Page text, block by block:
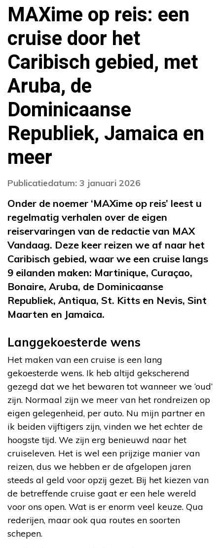
MAXime op reis: een
cruise door het
Caribisch gebied, met
Aruba, de
Dominicaanse
Republiek, Jamaica en
meer
Publicatiedatum: 3 januari 2026
Onder de noemer ‘MAXime op reis’ leest u
regelmatig verhalen over de eigen
reiservaringen van de redactie van MAX
Vandaag. Deze keer reizen we af naar het
Caribisch gebied, waar we een cruise langs
9 eilanden maken: Martinique, Curaçao,
Bonaire, Aruba, de Dominicaanse
Republiek, Antiqua, St. Kitts en Nevis, Sint
Maarten en Jamaica.
Langgekoesterde wens
Het maken van een cruise is een lang
gekoesterde wens. Ik heb altijd gekscherend
gezegd dat we het bewaren tot wanneer we ‘oud’
zijn. Normaal zijn we meer van het rondreizen op
eigen gelegenheid, per auto. Nu mijn partner en
ik beiden vijftigers zijn, vinden we het echter de
hoogste tijd. We zijn erg benieuwd naar het
cruiseleven. Het is wel een prijzige manier van
reizen, dus we hebben er de afgelopen jaren
steeds al geld voor opzij gezet. Bij het kiezen van
de betreffende cruise gaat er een hele wereld
voor ons open. Wat is er enorm veel keuze. Qua
rederijen, maar ook qua routes en soorten
schepen.